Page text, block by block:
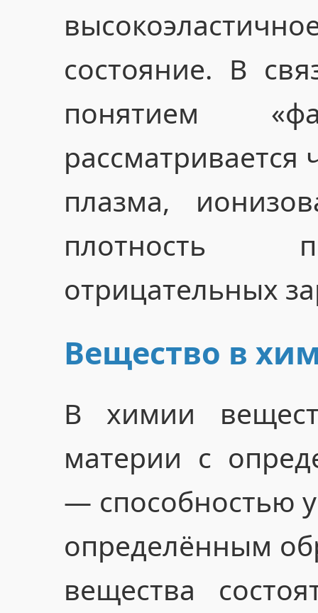
состояние. В
понятием
рассматривается
плазма,
плотность
отрицательных
Вещество в
В химии
материи с
— способностью
определённым
вещества